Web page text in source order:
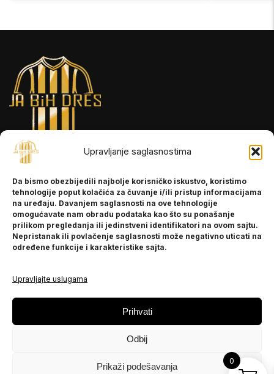
Upravljanje saglasnostima
Da bismo obezbijedili najbolje korisničko iskustvo, koristimo
tehnologije poput kolačića za čuvanje i/ili pristup informacijama
na uređaju. Davanjem saglasnosti na ove tehnologije
omogućavate nam obradu podataka kao što su ponašanje
prilikom pregledanja ili jedinstveni identifikatori na ovom sajtu.
Nepristanak ili povlačenje saglasnosti može negativno uticati na
određene funkcije i karakteristike sajta.
Upravljajte uslugama
Prihvati
Odbij
Prikaži podešavanja
INFORMACIJE
O nama
Kontakt
POMOĆ
Politika privatnosti
PRATITE NAS
Instagram
0